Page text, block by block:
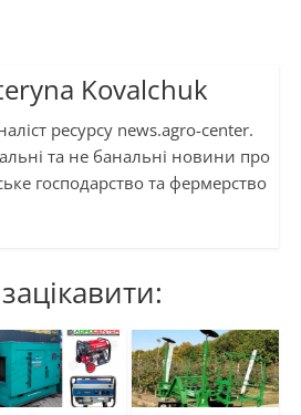
Kovalchuk
ресурсу news.agro-center.
та не банальні новини про
господарство та фермерство